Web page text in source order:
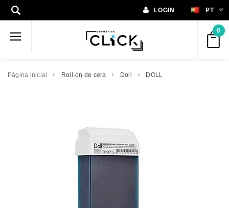
LOGIN PT
0
Página inicial Roll-on de cera Doll DOLL